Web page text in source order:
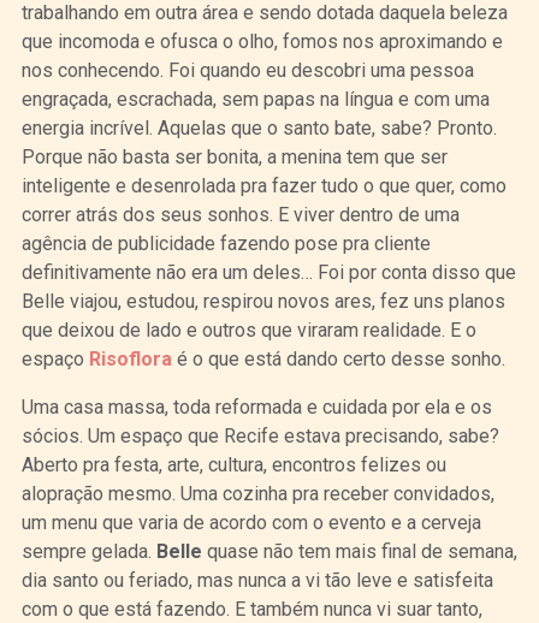
trabalhando em outra área e sendo dotada daquela beleza
que incomoda e ofusca o olho, fomos nos aproximando e
nos conhecendo. Foi quando eu descobri uma pessoa
engraçada, escrachada, sem papas na língua e com uma
energia incrível. Aquelas que o santo bate, sabe? Pronto.
Porque não basta ser bonita, a menina tem que ser
inteligente e desenrolada pra fazer tudo o que quer, como
correr atrás dos seus sonhos. E viver dentro de uma
agência de publicidade fazendo pose pra cliente
definitivamente não era um deles… Foi por conta disso que
Belle viajou, estudou, respirou novos ares, fez uns planos
que deixou de lado e outros que viraram realidade. E o
espaço Risoflora é o que está dando certo desse sonho.
Uma casa massa, toda reformada e cuidada por ela e os
sócios. Um espaço que Recife estava precisando, sabe?
Aberto pra festa, arte, cultura, encontros felizes ou
alopração mesmo. Uma cozinha pra receber convidados,
um menu que varia de acordo com o evento e a cerveja
sempre gelada. Belle quase não tem mais final de semana,
dia santo ou feriado, mas nunca a vi tão leve e satisfeita
com o que está fazendo. E também nunca vi suar tanto,